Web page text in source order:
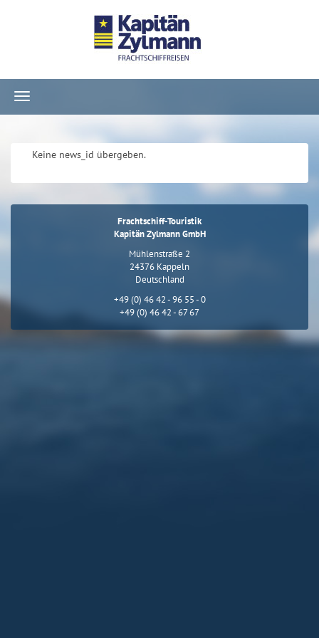
Navigation
ein-/ausblenden
Keine news_id übergeben.
Frachtschiff-Touristik
Kapitän Zylmann GmbH
Mühlenstraße 2
24376 Kappeln
Deutschland
+49 (0) 46 42 - 96 55 - 0
+49 (0) 46 42 - 67 67